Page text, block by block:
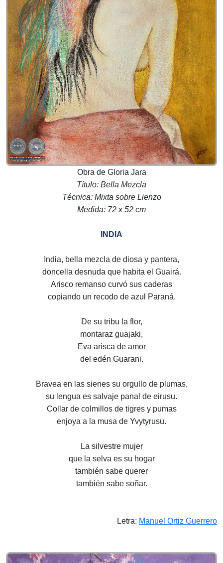
Obra de Gloria Jara
Título: Bella Mezcla
Técnica: Mixta sobre Lienzo
Medida: 72 x 52 cm
INDIA
India, bella mezcla de diosa y pantera,
doncella desnuda que habita el Guairá.
Arisco remanso curvó sus caderas
copiando un recodo de azul Paraná.
De su tribu la flor,
montaraz guajaki,
Eva arisca de amor
del edén Guarani.
Bravea en las sienes su orgullo de plumas,
su lengua es salvaje panal de eirusu.
Collar de colmillos de tigres y pumas
enjoya a la musa de Yvytyrusu.
La silvestre mujer
que la selva es su hogar
también sabe querer
también sabe soñar.
Letra: Manuel Ortiz Guerrero